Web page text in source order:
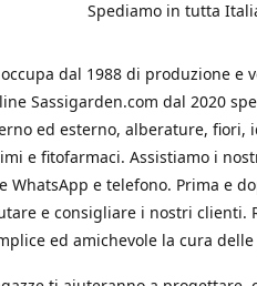
Spediamo in tutta
dal 1988 di produzione e
Sassigarden.com dal 2020
ed esterno, alberature, fiori,
e fitofarmaci. Assistiamo i
WhatsApp e telefono. Prima e
e consigliare i nostri clienti.
ed amichevole la cura